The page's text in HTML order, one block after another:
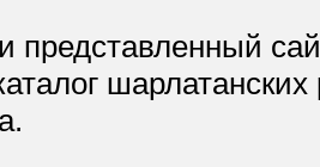
представленный